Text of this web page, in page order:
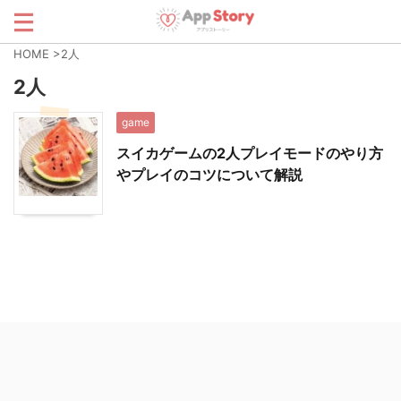
HOME >2人
2人
game
スイカゲームの2人プレイモードのやり方
やプレイのコツについて解説